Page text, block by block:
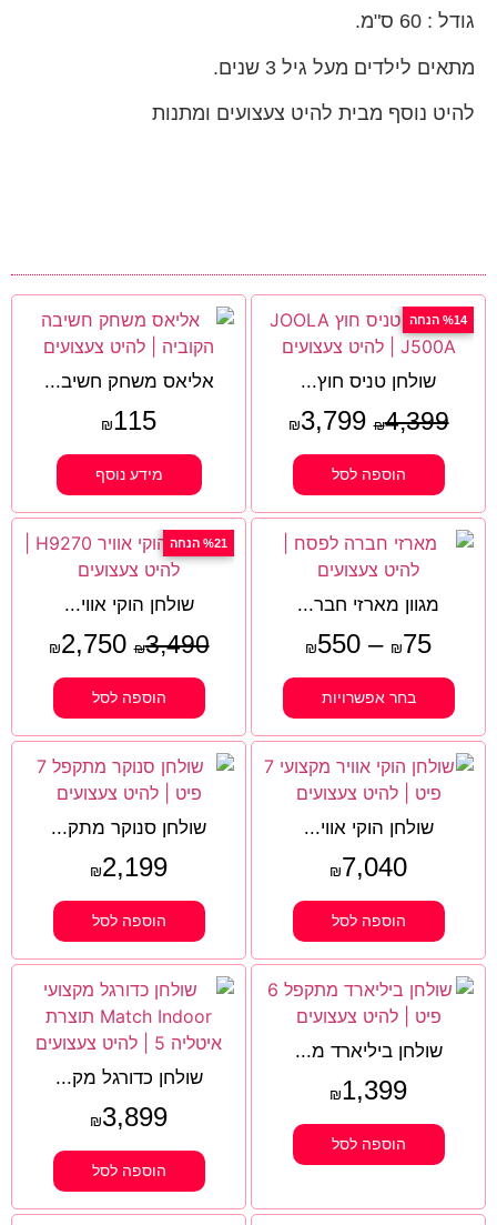
גודל : 60 ס"מ.
מתאים לילדים מעל גיל 3 שנים.
להיט נוסף מבית להיט צעצועים ומתנות
%14 הנחה
שולחן טניס חוץ...
₪4,399
₪3,799
הוספה לסל
אליאס משחק חשיב...
₪115
מידע נוסף
מגוון מארזי חבר...
₪75
–
₪550
בחר אפשרויות
%21 הנחה
שולחן הוקי אווי...
₪3,490
₪2,750
הוספה לסל
שולחן הוקי אווי...
₪7,040
הוספה לסל
שולחן סנוקר מתק...
₪2,199
הוספה לסל
שולחן ביליארד מ...
₪1,399
הוספה לסל
שולחן כדורגל מק...
₪3,899
הוספה לסל